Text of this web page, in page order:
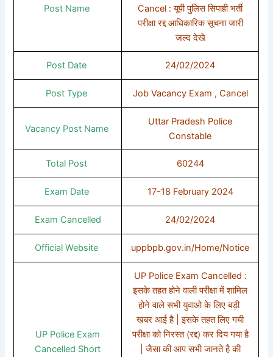
Post Name
Cancel : यूपी पुलिस सिपाही भर्ती
परीक्षा रद्द आधिकारिक सूचना जारी
जल्द देखे
Post Date 24/02/2024
Post Type Job Vacancy Exam , Cancel
Vacancy Post Name
Uttar Pradesh Police
Constable
Total Post 60244
Exam Date 17-18 February 2024
Exam Cancelled 24/02/2024
Official Website uppbpb.gov.in/Home/Notice
UP Police Exam
Cancelled Short
UP Police Exam Cancelled :
इसके तहत होने वाली परीक्षा में शामिल
होने वाले सभी युवाओ के लिए बड़ी
खबर आई है | इसके तहत लिए गयी
परीक्षा को निरस्त (रद्द) कर दिय गया है
| जैसा की आप सभी जानते है की